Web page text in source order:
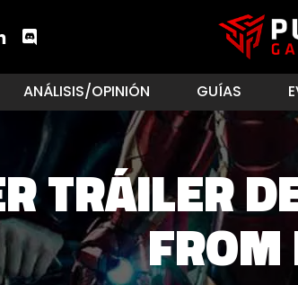
ANÁLISIS/OPINIÓN GUÍAS
TRÁILER